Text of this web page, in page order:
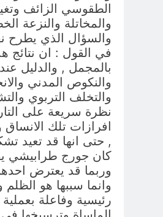
الطقوسي الزائف
والمخاتلة والنزعة
والسؤال الذي يطرح
في القول : ان نتائج
بالمجمل , والدليل
والنكوص المدني
والتخلف التربوي
نظرة سريعة على
افرازات تلك
, حتى انها قد تعيد
كان جورج طرابيشي
وربما قد يعترض
وانما سببها هو الظلم
رئيسية وفاعلة